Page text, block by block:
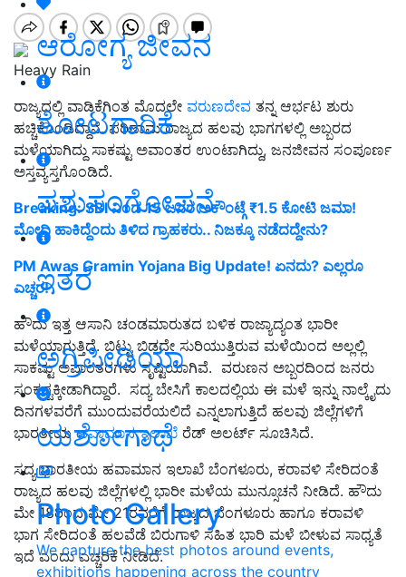
ಆರೋಗ್ಯ ಜೀವನ
ತೋಟಗಾರಿಕೆ
ಪಶುಸಂಗೋಪನೆ
ಇತರೆ
ಅಗ್ರಿಪೀಡಿಯಾ
ಯಶೋಗಾಥೆ
Photo Gallery
We capture the best photos around events,
exhibitions happening across the country
Heavy Rain
ರಾಜ್ಯದಲ್ಲಿ ವಾಡಿಕೆಗಿಂತ ಮೊದಲೇ ವರುಣದೇವ ತನ್ನ ಆರ್ಭಟ ಶುರು
ಹಚ್ಚಿಕೊಂಡಿದ್ದಾನೆ. ಪರಿಣಾಮ ರಾಜ್ಯದ ಹಲವು ಭಾಗಗಳಲ್ಲಿ ಅಬ್ಬರದ
ಮಳೆಯಾಗಿದ್ದು ಸಾಕಷ್ಟು ಅವಾಂತರ ಉಂಟಾಗಿದ್ದು, ಜನಜೀವನ ಸಂಪೂರ್ಣ
ಅಸ್ತವ್ಯಸ್ತಗೊಂಡಿದೆ.
Breaking: SBI ನಿಂದ 15 ಜನರ ಅಕೌಂಟ್ಗೆ ₹1.5 ಕೋಟಿ ಜಮಾ!
ಮೋದಿ ಹಾಕಿದ್ದೆಂದು ತಿಳಿದ ಗ್ರಾಹಕರು.. ನಿಜಕ್ಕೂ ನಡೆದದ್ದೇನು?
PM Awas Gramin Yojana Big Update! ಏನದು? ಎಲ್ಲರೂ
ಎಚ್ಚರ!
ಹೌದು ಇತ್ತ ಆಸಾನಿ ಚಂಡಮಾರುತದ ಬಳಿಕ ರಾಜ್ಯಾದ್ಯಂತ ಭಾರೀ
ಮಳೆಯಾಗುತ್ತಿದೆ. ಬಿಟ್ಟು ಬಿಡದೇ ಸುರಿಯುತ್ತಿರುವ ಮಳೆಯಿಂದ ಅಲ್ಲಲ್ಲಿ
ಸಾಕಷ್ಟು ಅವಾಂತರಗಳು ಸೃಷ್ಟಿಯಾಗಿವೆ. ವರುಣನ ಅಬ್ಬರದಿಂದ ಜನರು
ಸಂಕಷ್ಟಕ್ಕೀಡಾಗಿದ್ದಾರೆ. ಸದ್ಯ ಬೇಸಿಗೆ ಕಾಲದಲ್ಲಿಯ ಈ ಮಳೆ ಇನ್ನು ನಾಲ್ಕೈದು
ದಿನಗಳವರೆಗೆ ಮುಂದುವರೆಯಲಿದೆ ಎನ್ನಲಾಗುತ್ತಿದೆ ಹಲವು ಜಿಲ್ಲೆಗಳಿಗೆ
ಭಾರತೀಯಹವಾಮಾನ ಇಲಾಖೆ ರೆಡ್‌ ಅಲರ್ಟ್‌ ಸೂಚಿಸಿದೆ.
ಸದ್ಯ ಭಾರತೀಯ ಹವಾಮಾನ ಇಲಾಖೆ ಬೆಂಗಳೂರು, ಕರಾವಳಿ ಸೇರಿದಂತೆ
ರಾಜ್ಯದ ಹಲವು ಜಿಲ್ಲೆಗಳಲ್ಲಿ ಭಾರೀ ಮಳೆಯ ಮುನ್ಸೂಚನೆ ನೀಡಿದೆ. ಹೌದು
ಮೇ 18ರಿಂದ ಮೇ 21ರವರೆಗೆ ರಾಜ್ಯದ ಬೆಂಗಳೂರು ಹಾಗೂ ಕರಾವಳಿ
ಭಾಗ ಸೇರಿದಂತೆ ಹಲವೆಡೆ ಬಿರುಗಾಳಿ ಸಹಿತ ಭಾರಿ ಮಳೆ ಬೀಳುವ ಸಾಧ್ಯತೆ
ಇದೆ ಎಂದು ಎಚ್ಚರಿಕೆ ನೀಡಿದೆ.